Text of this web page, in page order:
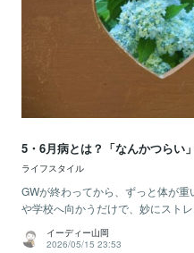
5・6月病とは？「なんかつらい
ライフスタイル
GWが終わってから、ずっと体が
や学校へ向かうだけで、妙にスト
イーディー山岡
2026/05/15 23:53